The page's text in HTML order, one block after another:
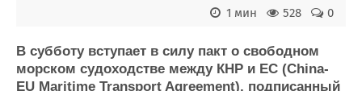
Пульс
Новости
Компании
Доска объявлений
Продажа флота
Оборудование
0
528
1 мин
В субботу вступает в силу пакт о свободном
морском судоходстве между КНР и ЕС (China-
EU Maritime Transport Agreement), подписанный